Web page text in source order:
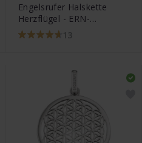
Engelsrufer Halskette
Herzflügel - ERN-
LILHEARTWINGBI
13